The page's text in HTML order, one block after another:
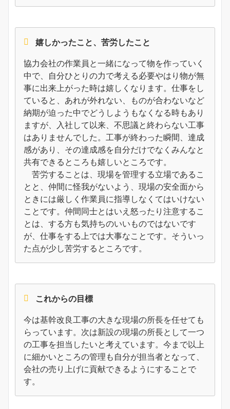
嬉しかったこと、苦労したこと
協力会社の作業員と一緒になって物を作っていく
中で、自分ひとりの力で考える必要やはり物が無
事に出来上がった時は嬉しくなります。仕事をし
ていると、あれが外れない、ものが合わないなど
納期が迫った中でどうしようもなくなる時もあり
ますが、入社して以来、不思議と終わらない工事
はありませんでした。工事が終わった瞬間、達成
感があり、その達成感を自分だけでなくみんなと
共有できるところも嬉しいところです。
苦労することは、現場を管理する立場であるこ
とと、仲間に怪我がないよう、現場の安全面から
ときには厳しく作業員に指導しなくてはいけない
ことです。仲間同士とはいえ怒ったり注意するこ
とは、する方も気持ちのいいものではないです
が、仕事をする上では大事なことです。そういっ
た点が少し苦労するところです。
これからの目標
今は基幹改良工事の大きな現場の所長を任せても
らっています。次は新設の現場の所長として一つ
の工事を担当したいと考えています。今まで以上
に細かいところの管理も自分が担当者となって、
会社の売り上げに貢献できるようにすることで
す。